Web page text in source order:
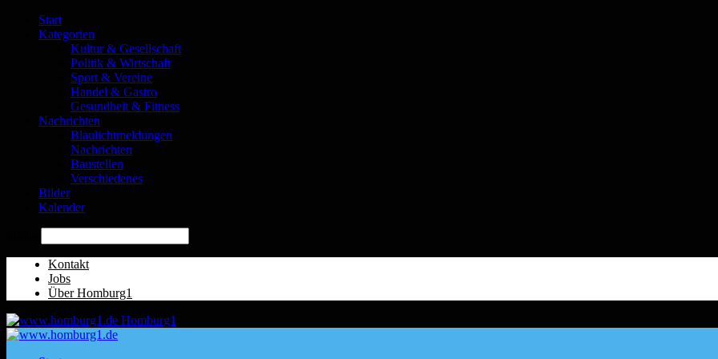
Start
Kategorien
Kultur & Gesellschaft
Politik & Wirtschaft
Sport & Vereine
Handel & Gastro
Gesundheit & Fitness
Nachrichten
Blaulichtmeldungen
Nachrichten
Baustellen
Verschiedenes
Bilder
Kalender
Kontakt
Jobs
Über Homburg1
Homburg1